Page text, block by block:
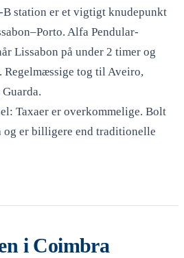
station er et vigtigt knudepunkt
Alfa Pendular-
Lissabon på under 2 timer og
Regelmæssige tog til Aveiro,
Taxaer er overkommelige. Bolt
og er billigere end traditionelle
i Coimbra